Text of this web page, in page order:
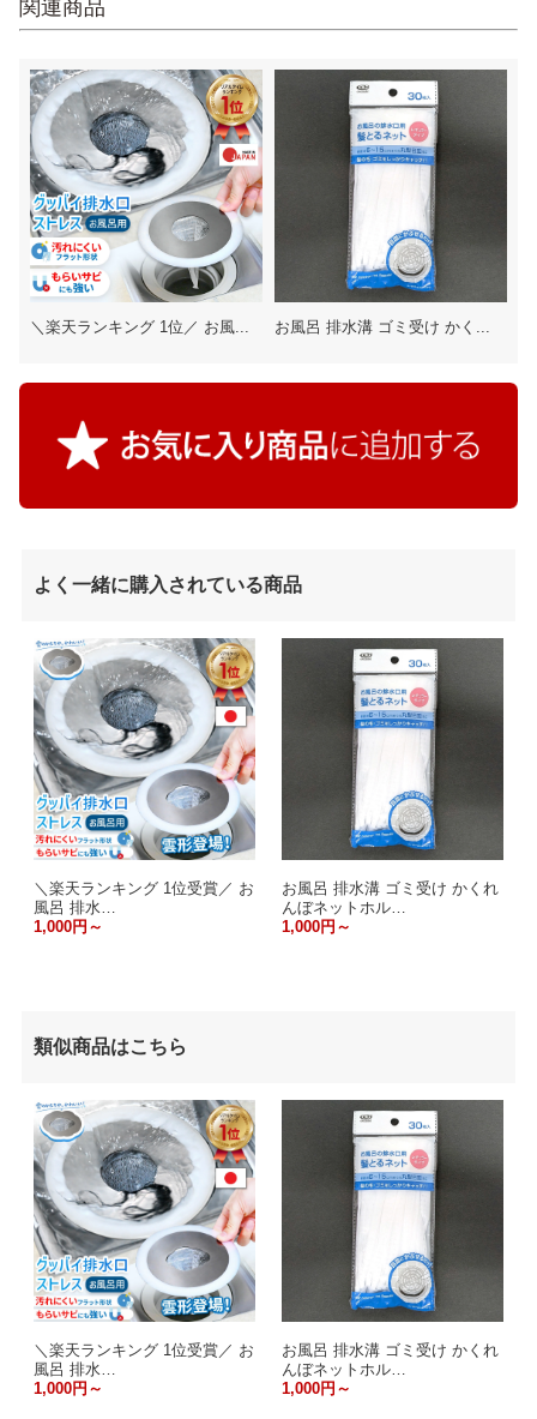
関連商品
＼楽天ランキング 1位／ お風... お風呂 排水溝 ゴミ受け かく...
よく一緒に購入されている商品
＼楽天ランキング 1位受賞／ お
風呂 排水…
1,000円～
お風呂 排水溝 ゴミ受け かくれ
んぼネットホル…
1,000円～
類似商品はこちら
＼楽天ランキング 1位受賞／ お
風呂 排水…
1,000円～
お風呂 排水溝 ゴミ受け かくれ
んぼネットホル…
1,000円～